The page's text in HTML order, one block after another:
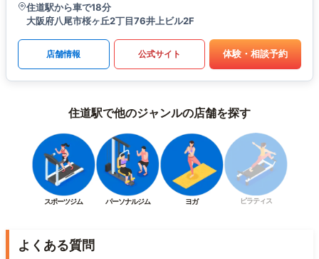
住道駅から車で18分
大阪府八尾市桜ヶ丘2丁目76井上ビル2F
店舗情報 公式サイト 体験・相談予約
住道駅で他のジャンルの店舗を探す
スポーツジム パーソナルジム ヨガ ピラティス
よくある質問